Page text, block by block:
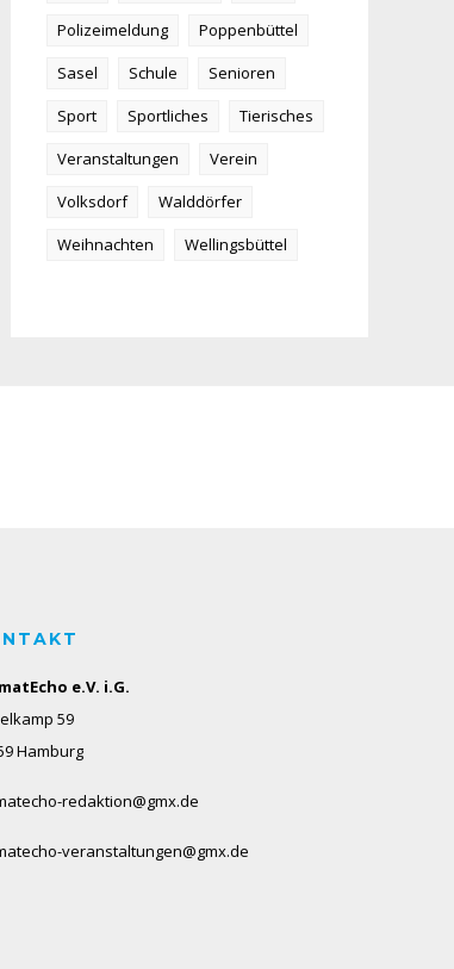
Polizeimeldung
Poppenbüttel
Sasel
Schule
Senioren
Sport
Sportliches
Tierisches
Veranstaltungen
Verein
Volksdorf
Walddörfer
Weihnachten
Wellingsbüttel
e.V. i.G.
59
Hamburg
redaktion@gmx.de
veranstaltungen@gmx.de